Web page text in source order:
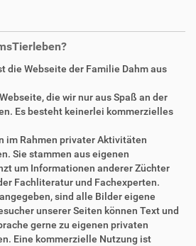
die Webseite der Familie Dahm aus
die wir nur aus Spaß an der
Es besteht keinerlei kommerzielles
im Rahmen privater Aktivitäten
Sie stammen aus eigenen
um Informationen anderer Züchter
Fachliteratur und Fachexperten.
sind alle Bilder eigene
unserer Seiten können Text und
gerne zu eigenen privaten
Eine kommerzielle Nutzung ist